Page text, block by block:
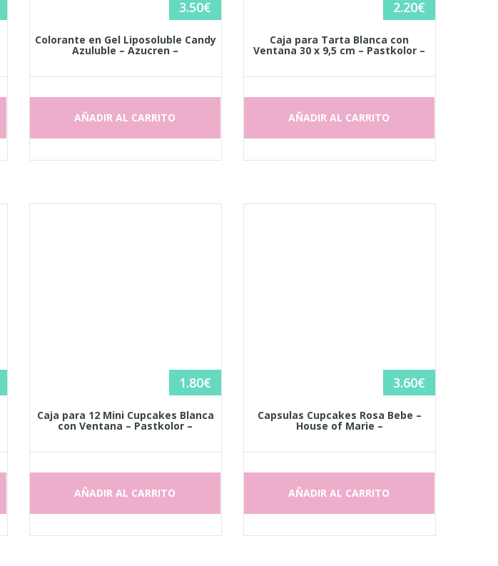
3.50€
Colorante en Gel Liposoluble Candy
Azuluble – Azucren –
AÑADIR AL CARRITO
2.20€
Caja para Tarta Blanca con
Ventana 30 x 9,5 cm – Pastkolor –
AÑADIR AL CARRITO
1.80€
Caja para 12 Mini Cupcakes Blanca
con Ventana – Pastkolor –
AÑADIR AL CARRITO
3.60€
Capsulas Cupcakes Rosa Bebe –
House of Marie –
AÑADIR AL CARRITO